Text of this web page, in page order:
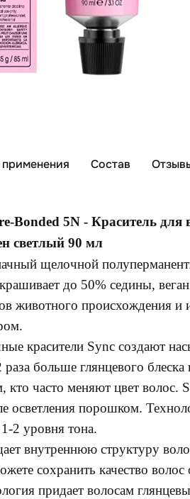
Состав
Bonded 5N - Краситель для
светлый 90 мл
щелочной
до 50% седины,
животного происхождения и
красители Sync создают
раза больше глянцевого
кто часто меняют цвет волос.
осветления порошком.
2 уровня тона.
внутреннюю структуру
сохранить качество волос
придает волосам